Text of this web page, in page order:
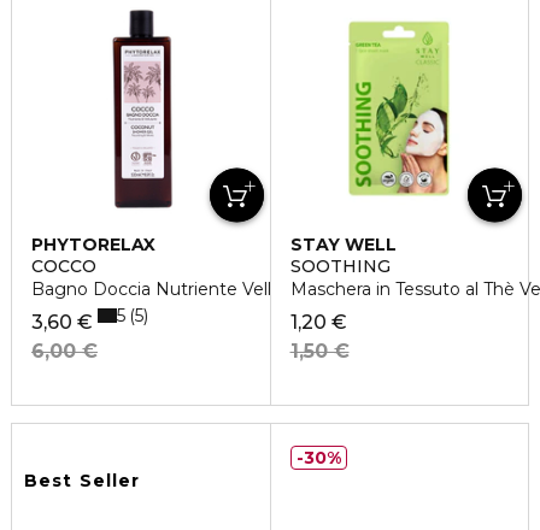
PHYTORELAX
COCCO
Bagno Doccia Nutriente Vellutante
3,60 €
6,00 €
5 5
STAY WELL
SOOTHING
Maschera in Tessuto al Thè
1,20 €
1,50 €
Best Seller
30%